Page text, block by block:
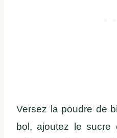
Versez la poudre de
bol, ajoutez le